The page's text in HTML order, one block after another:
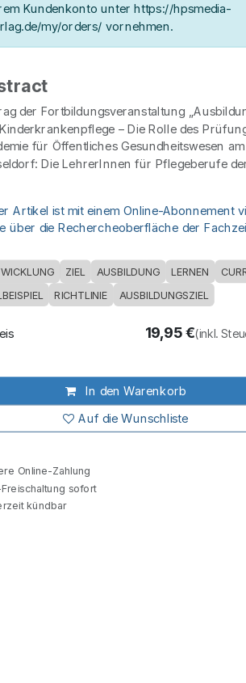
Kundenkonto unter https://hpsmedia-
my/orders/ vornehmen.
der Fortbildungsveranstaltung
– Die Rolle des
für Öffentliches Gesundheitswesen
Die LehrerInnen für Pflegeberufe
Artikel ist mit einem Online-Abonnement
über die Rechercheoberfläche der
ZIEL AUSBILDUNG LERNEN
RICHTLINIE AUSBILDUNGSZIEL
In den Warenkorb
Auf die Wunschliste
19,95€(inkl.
Online-Zahlung
sofort
kündbar